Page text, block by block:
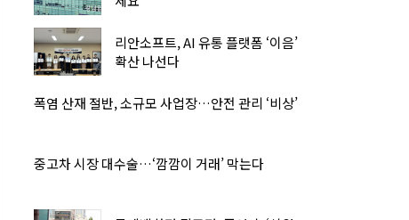
리안소프트, AI 유통 플랫폼 ‘이음’
확산 나선다
폭염 산재 절반, 소규모 사업장…안전 관리 ‘비상’
중고차 시장 대수술…‘깜깜이 거래’ 막는다